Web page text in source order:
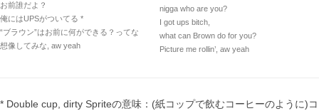
お前誰だよ？
俺にはUPSがついてる *
“ブラウン”はお前に何ができる？ってな
想像してみな, aw yeah
nigga who are you?
I got ups bitch,
what can Brown do for you?
Picture me rollin’, aw yeah
* Double cup, dirty Spriteの意味：(紙コップで飲むコーヒーのように)コ